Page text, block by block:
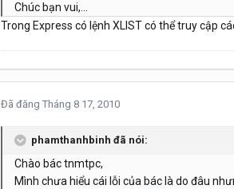
Chúc bạn vui,...
Trong Express có lệnh XLIST có thể truy cập
Đã đăng Tháng 8 17, 2010
phamthanhbinh đã nói:
Chào bác tnmtpc,
Mình chưa hiểu cái lỗi của bác là do đâu